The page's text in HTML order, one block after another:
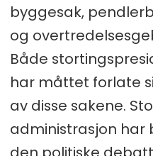
byggesak,
og
Både
har måttet forlate
av disse sakene.
administrasjon har